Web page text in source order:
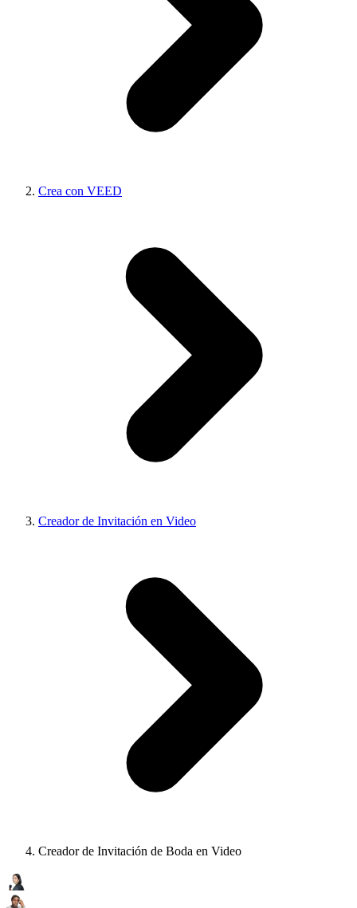
Crea con VEED
Creador de Invitación en Video
Creador de Invitación de Boda en Video